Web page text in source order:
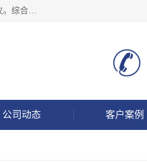
深圳市捷威信电子仪器有限公司主营产品：频谱分析仪.信号发生器.网络分析仪.音频分析仪，示波器，电源，音频分析仪。综合测试仪。蓝牙测试仪等
公司动态 客户案例